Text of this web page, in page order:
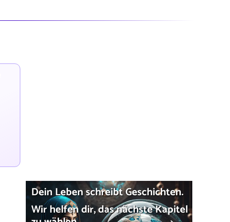
Dein Leben schreibt Geschichten.
Wir helfen dir, das nächste Kapitel